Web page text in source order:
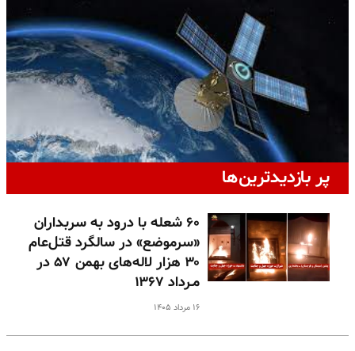
پر بازدیدترین‌ها
۶۰ شعله با درود به سربداران
«سرموضع» در سالگرد قتل‌عام
۳۰ هزار لاله‌های بهمن ۵۷ در
مـرداد ۱۳۶۷
۱۶ مرداد ۱۴۰۵